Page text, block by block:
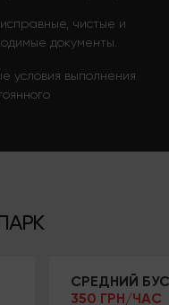
чистые и
документы.
условия выполнения
СРЕДНИЙ БУС
350 ГРН/ЧАС